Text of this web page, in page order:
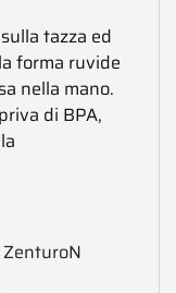
tazza ed
forma ruvide
nella mano.
di BPA,